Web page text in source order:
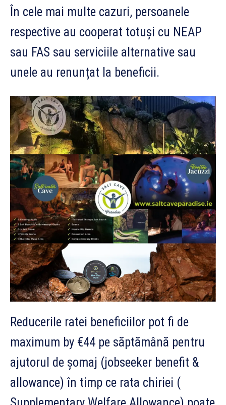
În cele mai multe cazuri, persoanele
respective au cooperat totuși cu NEAP
sau FAS sau serviciile alternative sau
unele au renunțat la beneficii.
Reducerile ratei beneficiilor pot fi de
maximum by €44 pe săptămână pentru
ajutorul de șomaj (jobseeker benefit &
allowance) în timp ce rata chiriei (